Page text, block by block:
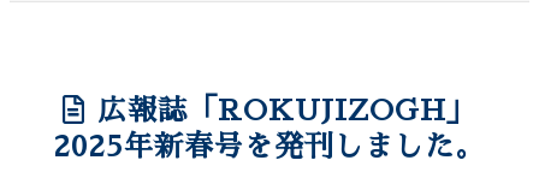
広報誌「ROKUJIZOGH」
2025年新春号を発刊しました。